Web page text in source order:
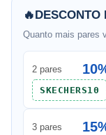
🔥DESCONTO
Quanto mais pares
2 pares
SKECHERS10
3 pares